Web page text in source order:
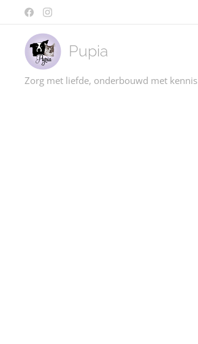
Pupia
Zorg met liefde, onderbouwd met kennis